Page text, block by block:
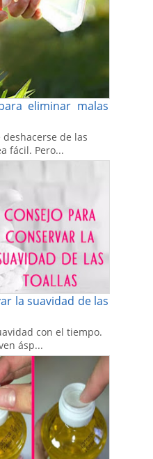
eliminar malas
de las
fácil. Pero...
la suavidad de las
con el tiempo.
ásp...